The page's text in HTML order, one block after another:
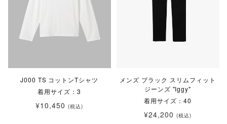
J000 TS コットンTシャツ
着用サイズ：3
¥10,450 (税込)
メンズ ブラック スリムフィット
ジーンズ "Iggy"
着用サイズ：40
¥24,200 (税込)